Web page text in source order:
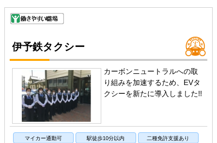
伊予鉄タクシー
カーボンニュートラルへの取
り組みを加速するため、EVタ
クシーを新たに導入しました!!
マイカー通勤可 駅徒歩10分以内 二種免許支援あり